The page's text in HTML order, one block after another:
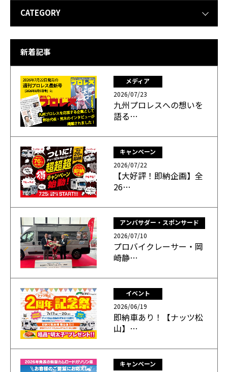
CATEGORY
新着記事
メディア
2026/07/23
九州プロレスへの想いを
語る…
キャンペーン
2026/07/22
【大好評！即納企画】全
26…
アンバサダー・スポンサード
2026/07/10
プロバイクレーサー・岡
崎静…
イベント
2026/06/19
即納車あり！【ナッツ松
山】…
キャンペーン